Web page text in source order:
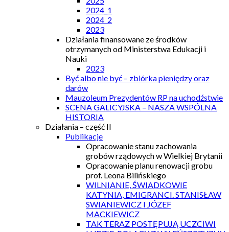
2024_1
2024_2
2023
Działania finansowane ze środków
otrzymanych od Ministerstwa Edukacji i
Nauki
2023
Być albo nie być – zbiórka pieniędzy oraz
darów
Mauzoleum Prezydentów RP na uchodźstwie
SCENA GALICYJSKA – NASZA WSPÓLNA
HISTORIA
Działania – część II
Publikacje
Opracowanie stanu zachowania
grobów rządowych w Wielkiej Brytanii
Opracowanie planu renowacji grobu
prof. Leona Bilińskiego
WILNIANIE, ŚWIADKOWIE
KATYNIA, EMIGRANCI. STANISŁAW
SWIANIEWICZ I JÓZEF
MACKIEWICZ
TAK TERAZ POSTĘPUJĄ UCZCIWI